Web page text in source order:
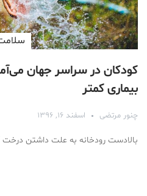
کودکان در سراسر جهان
بیماری کمتر
چنور مرتضی اسفند ۱۶, ۱۳۹۶
بالادست رودخانه به علت داشتن درخت